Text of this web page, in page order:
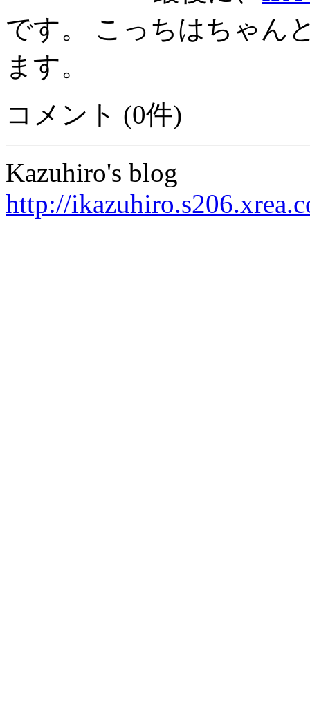
です。 こっちはちゃん
ます。
コメント (0件)
Kazuhiro's blog
http://